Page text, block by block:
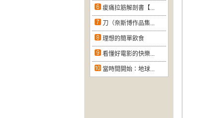
痠痛拉筋解剖書【...
刀（奈斯博作品集...
理想的簡單飲食
看懂好電影的快樂...
當時間開始：地球...